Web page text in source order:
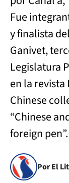
Fue
y finalista
Ganivet,
Legislatura
en la revista
Chinese
“Chinese
foreign pen”.
Por El